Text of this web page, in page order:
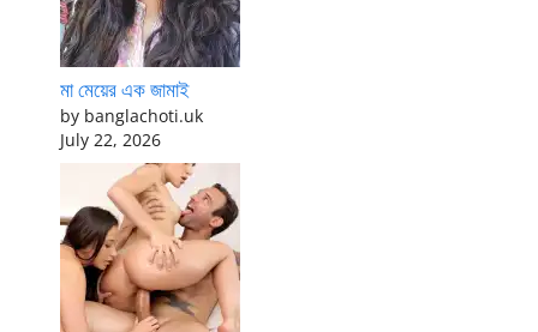
মা মেয়ের এক জামাই
by banglachoti.uk
July 22, 2026